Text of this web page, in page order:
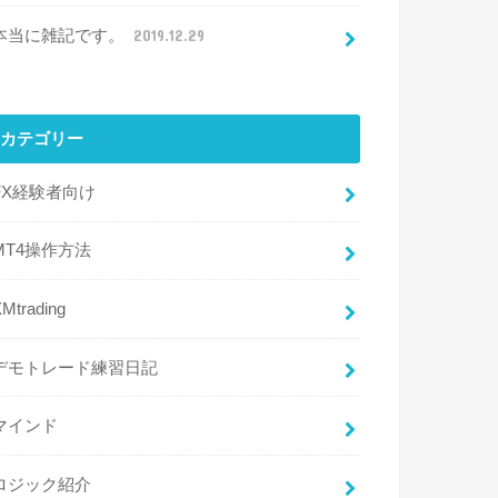
当に雑記です。 2019.12.29
カテゴリー
経験者向け
操作方法
モトレード練習日記
インド
ジック紹介